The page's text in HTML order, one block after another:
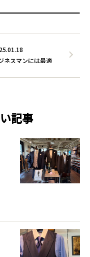
ネスマンには最適
記事